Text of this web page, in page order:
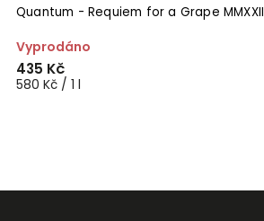
Quantum - Requiem for a Grape MMXXII
Vyprodáno
435 Kč
580 Kč / 1 l